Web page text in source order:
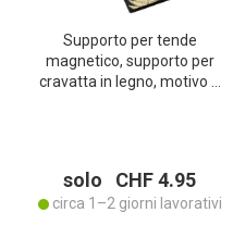
Supporto per tende
magnetico, supporto per
cravatta in legno, motivo a
solo CHF 4.95
circa 1–2 giorni lavorativi